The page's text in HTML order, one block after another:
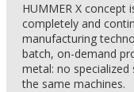
HUMMER X concept
completely and
manufacturing
batch, on-demand
metal: no
the same machines.